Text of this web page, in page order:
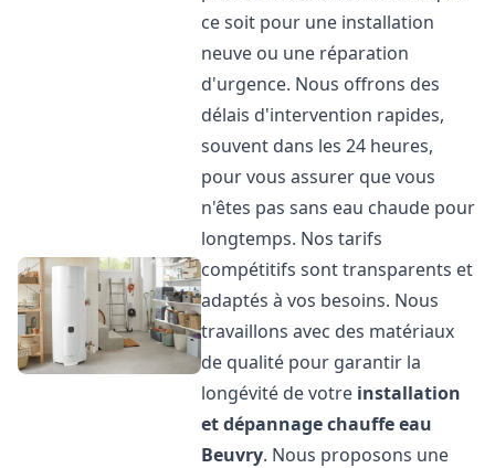
ce soit pour une installation
neuve ou une réparation
d'urgence. Nous offrons des
délais d'intervention rapides,
souvent dans les 24 heures,
pour vous assurer que vous
n'êtes pas sans eau chaude pour
longtemps. Nos tarifs
compétitifs sont transparents et
adaptés à vos besoins. Nous
travaillons avec des matériaux
de qualité pour garantir la
longévité de votre installation
et dépannage chauffe eau
Beuvry. Nous proposons une